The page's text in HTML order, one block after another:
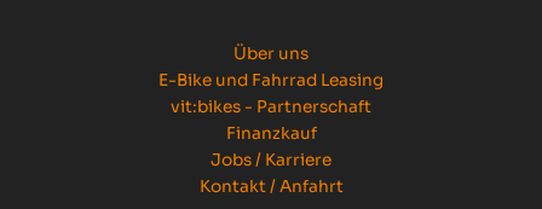
Über uns
E-Bike und Fahrrad Leasing
vit:bikes - Partnerschaft
Finanzkauf
Jobs / Karriere
Kontakt / Anfahrt